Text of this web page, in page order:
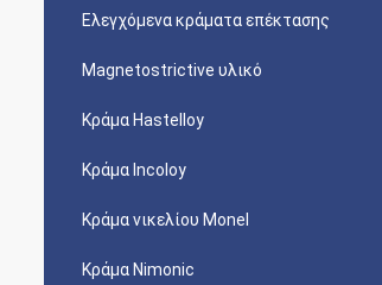
Ελεγχόμενα κράματα επέκτασης
Magnetostrictive υλικό
Κράμα Hastelloy
Κράμα Incoloy
Κράμα νικελίου Monel
Κράμα Nimonic